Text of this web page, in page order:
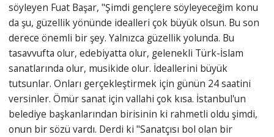
söyleyen Fuat Başar, "Şimdi gençlere söyleyeceğim konu
da şu, güzellik yönünde idealleri çok büyük olsun. Bu son
derece önemli bir şey. Yalnızca güzellik yolunda. Bu
tasavvufta olur, edebiyatta olur, gelenekli Türk-İslam
sanatlarında olur, musikide olur. İdeallerini büyük
tutsunlar. Onları gerçekleştirmek için günün 24 saatini
versinler. Ömür sanat için vallahi çok kısa. İstanbul'un
belediye başkanlarından birisinin ki rahmetli oldu şimdi,
onun bir sözü vardı. Derdi ki "Sanatçısı bol olan bir